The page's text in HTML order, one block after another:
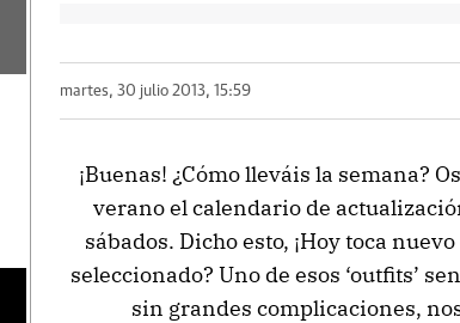
martes, 30 julio 2013, 15:59
¡Buenas! ¿Cómo lleváis la semana?
verano el calendario de
sábados. Dicho esto, ¡Hoy toca
seleccionado? Uno de esos ‘outfits’
sin grandes complicaciones,